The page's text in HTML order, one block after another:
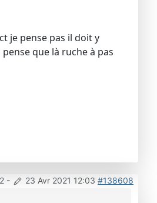
je pense pas il doit y
que là ruche à pas
- 23 Avr 2021 12:03 #138608